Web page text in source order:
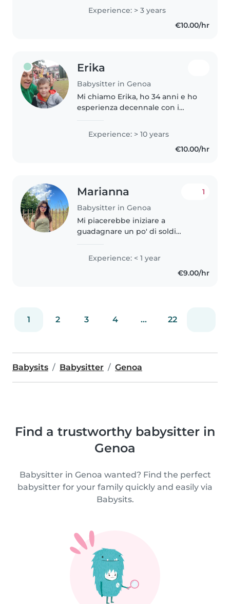
neonati agli adolescenti. Sono
responsabile, paziente ed
entusiasta nel mio lavoro. Parlo..
Experience: > 3 years
€10.00/hr
Erika
Babysitter in Genoa
Mi chiamo Erika, ho 34 anni e ho
esperienza decennale con i
all'adolescenza maturata e
coltivata nei villaggi turistici
all'estero come responsabile
Experience: > 10 years
€10.00/hr
Marianna
Babysitter in Genoa
1
Mi piacerebbe iniziare a
guadagnare un po' di soldi
delle attività che più preferisco e
che spero di poter proseguire in
futuro: lavorare con i bambini...
Experience: < 1 year
€9.00/hr
1 2 3 4 ... 22
Babysits Babysitter Genoa
Find a trustworthy babysitter in
Genoa
Babysitter in Genoa wanted? Find the perfect
babysitter for your family quickly and easily via
Babysits.